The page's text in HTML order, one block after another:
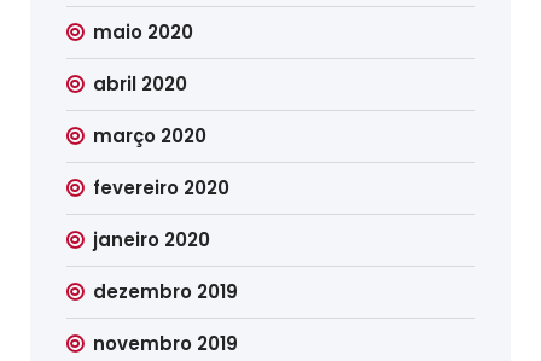
maio 2020
abril 2020
março 2020
fevereiro 2020
janeiro 2020
dezembro 2019
novembro 2019